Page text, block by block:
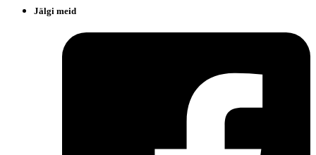
Jälgi meid